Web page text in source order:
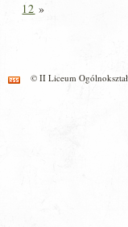
12 »
© II Liceum